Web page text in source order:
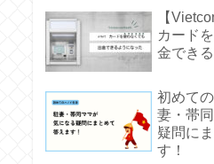
【
カード
金でき
初めて
妻・帯
疑問に
す！